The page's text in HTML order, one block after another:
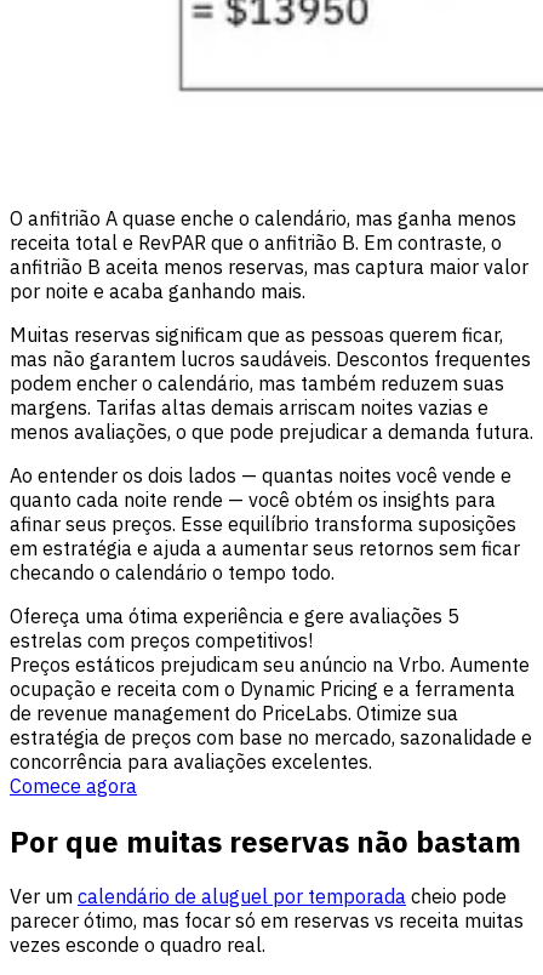
O anfitrião A quase enche o calendário, mas ganha menos
receita total e RevPAR que o anfitrião B. Em contraste, o
anfitrião B aceita menos reservas, mas captura maior valor
por noite e acaba ganhando mais.
Muitas reservas significam que as pessoas querem ficar,
mas não garantem lucros saudáveis. Descontos frequentes
podem encher o calendário, mas também reduzem suas
margens. Tarifas altas demais arriscam noites vazias e
menos avaliações, o que pode prejudicar a demanda futura.
Ao entender os dois lados — quantas noites você vende e
quanto cada noite rende — você obtém os insights para
afinar seus preços. Esse equilíbrio transforma suposições
em estratégia e ajuda a aumentar seus retornos sem ficar
checando o calendário o tempo todo.
Ofereça uma ótima experiência e gere avaliações 5
estrelas com preços competitivos!
Preços estáticos prejudicam seu anúncio na Vrbo. Aumente
ocupação e receita com o Dynamic Pricing e a ferramenta
de revenue management do PriceLabs. Otimize sua
estratégia de preços com base no mercado, sazonalidade e
concorrência para avaliações excelentes.
Comece agora
Por que muitas reservas não bastam
Ver um calendário de aluguel por temporada cheio pode
parecer ótimo, mas focar só em reservas vs receita muitas
vezes esconde o quadro real.